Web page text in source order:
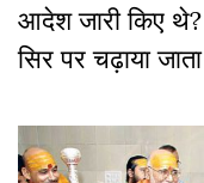
आदेश जारी किए
सिर पर चढ़ाया